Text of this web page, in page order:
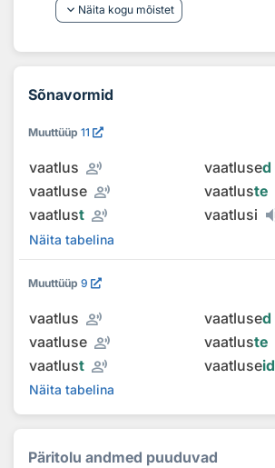
keyboard_arrow_down Näita kogu mõistet
Sõnavormid
Muuttüüp 11
vaatlus record_voice_over vaatlused
vaatluse record_voice_over vaatluste
vaatlust record_voice_over vaatlusi
Näita tabelina
Muuttüüp 9
vaatlus record_voice_over vaatlused
vaatluse record_voice_over vaatluste
vaatlust record_voice_over vaatluseid
Näita tabelina
Päritolu andmed puuduvad